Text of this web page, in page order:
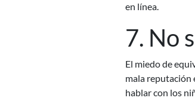
en línea.
7. No
El miedo de
mala reputación
hablar con los